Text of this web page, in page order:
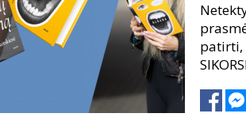
patirti,